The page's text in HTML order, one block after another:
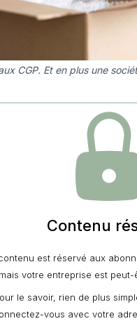
CGP. Et en plus une
Contenu
est réservé aux
mais votre entreprise est
le savoir, rien de plus
vous avec votre